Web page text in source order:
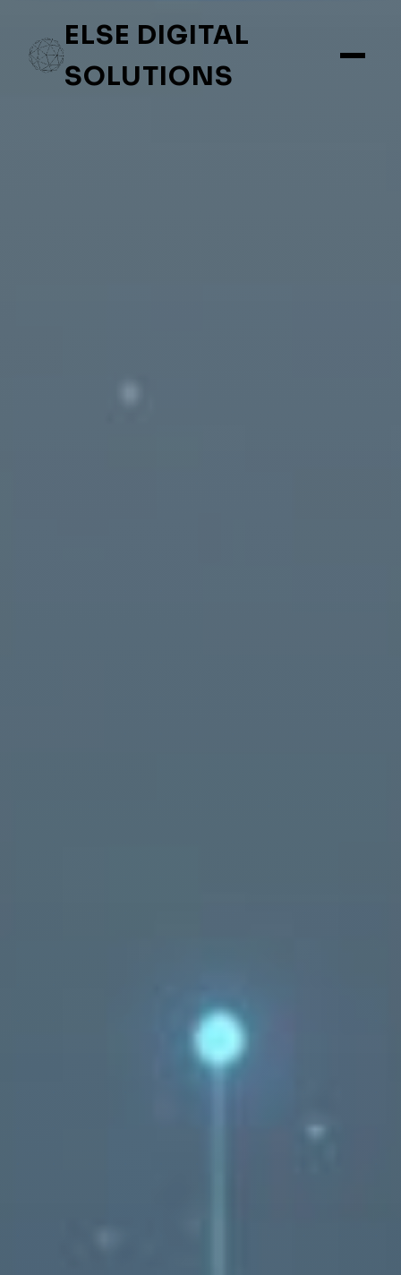
ELSE DIGITAL
SOLUTIONS